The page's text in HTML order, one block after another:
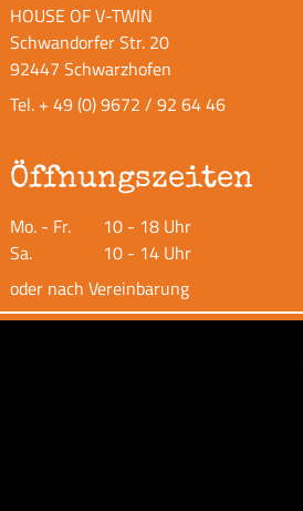
HOUSE OF V-TWIN
Schwandorfer Str. 20
92447 Schwarzhofen
Tel. + 49 (0) 9672 / 92 64 46
Öffnungszeiten
Mo. - Fr.
10 - 18 Uhr
Sa.
10 - 14 Uhr
oder nach Vereinbarung